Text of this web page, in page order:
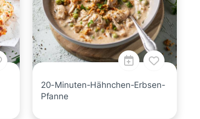
20-Minuten-Hähnchen-Erbsen-
Pfanne